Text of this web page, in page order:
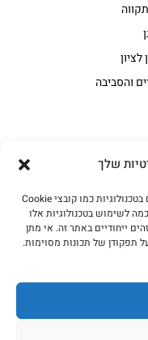
שלך
כדי לספק את החוויה הטובה ביותר, אנו משתמשים בטכנולוגיות כמו קובצי Cookie
לשימוש בטכנולוגיות אלו
ייחודיים באתר זה. אי מתן
תפקודן של תכונות מסוימות.
משובח
והסביבה